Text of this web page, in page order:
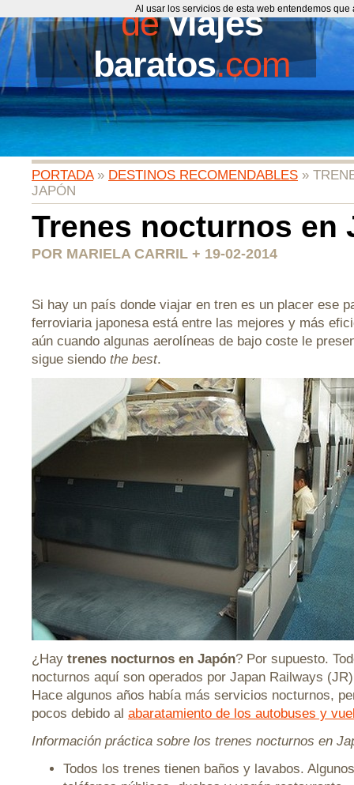
deviajes
baratos.com
PORTADA» DESTINOS RECOMENDABLES »
JAPÓN
Trenes nocturnos en
POR MARIELA CARRIL + 19-02-2014
Si hay un país donde viajar en tren es un placer ese
ferroviaria japonesa está entre las mejores y más
aún cuando algunas aerolíneas de bajo coste le
sigue siendo the best.
¿Hay trenes nocturnos en Japón? Por supuesto.
nocturnos aquí son operados por Japan Railways
Hace algunos años había más servicios nocturnos,
pocos debido al abaratamiento de los autobuses y
Información práctica sobre los trenes nocturnos en
Todos los trenes tienen baños y lavabos.
Al usar los servicios de esta web entendemos